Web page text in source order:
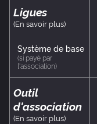
Ligues
(En savoir plus)
Système de base
(si payé par
l'association)
Outil
d'association
(En savoir plus)